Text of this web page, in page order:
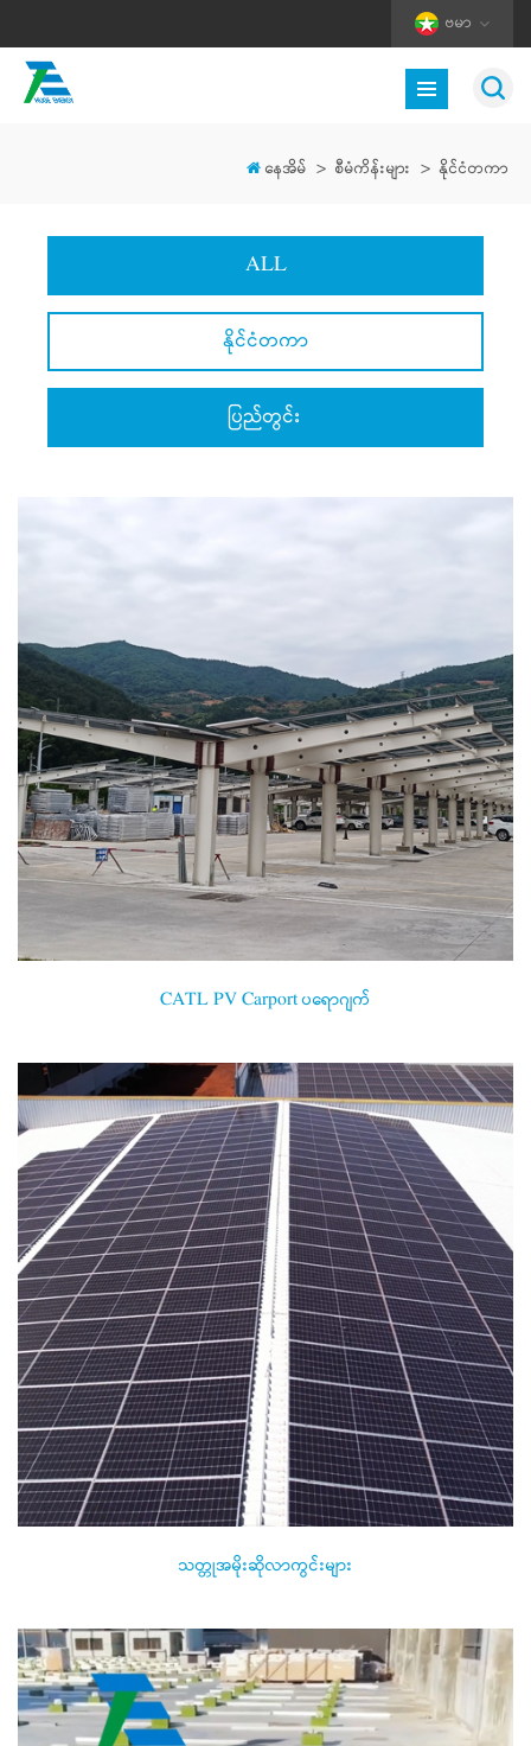
ဗမာ
နေအိမ် > စီမံကိန်းများ > နိုင်ငံတကာ
ALL
နိုင်ငံတကာ
ပြည်တွင်း
CATL PV Carport ပရောဂျက်
သတ္တုအမိုးဆိုလာကွင်းများ